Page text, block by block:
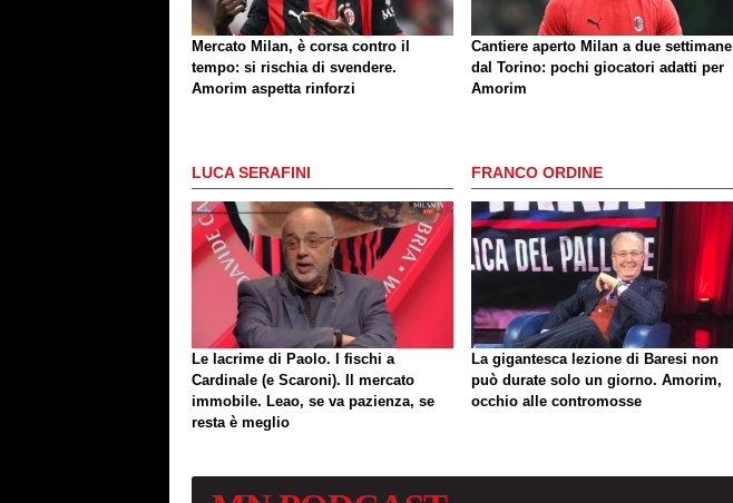
Mercato Milan, è corsa contro il
tempo: si rischia di svendere.
Amorim aspetta rinforzi
Cantiere aperto Milan a due settimane
dal Torino: pochi giocatori adatti per
Amorim
LUCA SERAFINI
Le lacrime di Paolo. I fischi a
Cardinale (e Scaroni). Il mercato
immobile. Leao, se va pazienza, se
resta è meglio
FRANCO ORDINE
La gigantesca lezione di Baresi non
può durate solo un giorno. Amorim,
occhio alle contromosse